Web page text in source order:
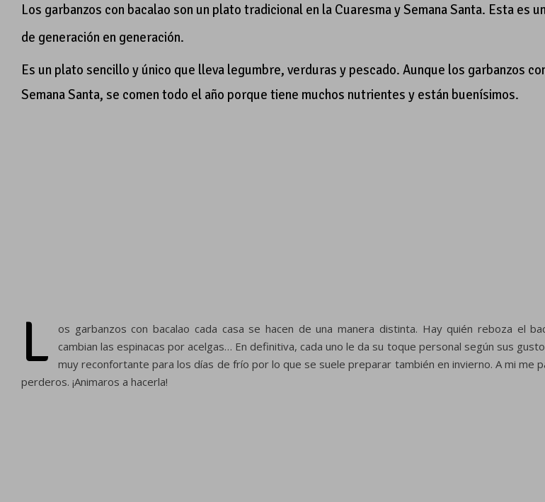
Los garbanzos con bacalao son un plato tradicional en la Cuaresma y Semana Santa. Esta es
de generación en generación.
Es un plato sencillo y único que lleva legumbre, verduras y pescado. Aunque los garbanzos
Semana Santa, se comen todo el año porque tiene muchos nutrientes y están buenísimos.
L
os garbanzos con bacalao cada casa se hacen de una manera distinta. Hay quién reboza el
cambian las espinacas por acelgas… En definitiva, cada uno le da su toque personal según sus
muy reconfortante para los días de frío por lo que se suele preparar también en invierno. A mi me
perderos. ¡Animaros a hacerla!